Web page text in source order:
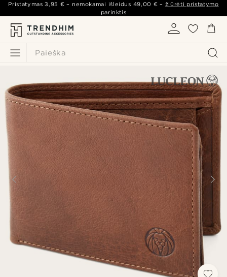
Paieška
Pristatymas3,95 € – nemokamai išleidus 49,00 € – žiūrėti pristatymo
parinktis